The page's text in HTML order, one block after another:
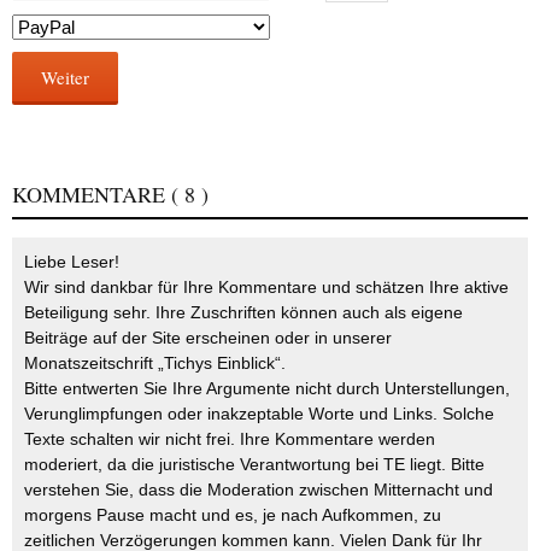
Weiter
KOMMENTARE ( 8 )
Liebe Leser!
Wir sind dankbar für Ihre Kommentare und schätzen Ihre aktive
Beteiligung sehr. Ihre Zuschriften können auch als eigene
Beiträge auf der Site erscheinen oder in unserer
Monatszeitschrift „Tichys Einblick“.
Bitte entwerten Sie Ihre Argumente nicht durch Unterstellungen,
Verunglimpfungen oder inakzeptable Worte und Links. Solche
Texte schalten wir nicht frei. Ihre Kommentare werden
moderiert, da die juristische Verantwortung bei TE liegt. Bitte
verstehen Sie, dass die Moderation zwischen Mitternacht und
morgens Pause macht und es, je nach Aufkommen, zu
zeitlichen Verzögerungen kommen kann. Vielen Dank für Ihr